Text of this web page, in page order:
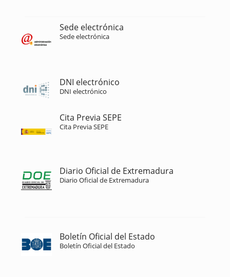
Sede electrónica
Sede electrónica
DNI electrónico
DNI electrónico
Cita Previa SEPE
Cita Previa SEPE
Diario Oficial de Extremadura
Diario Oficial de Extremadura
Boletín Oficial del Estado
Boletín Oficial del Estado